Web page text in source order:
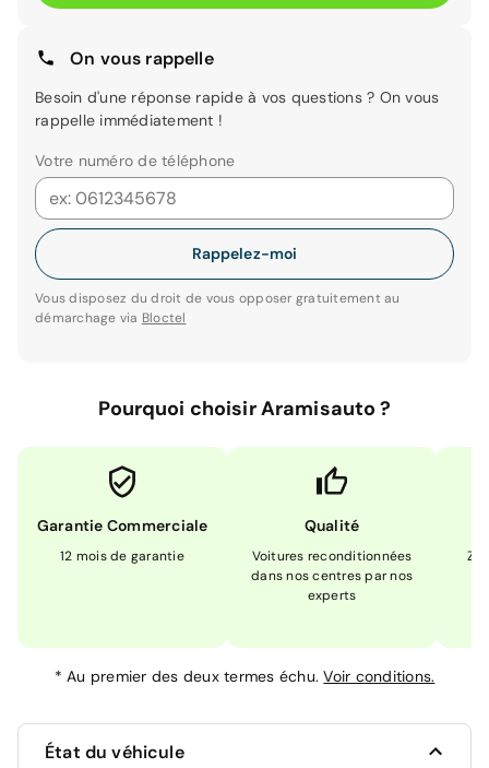
On vous rappelle
Besoin d'une réponse rapide à vos questions ? On vous
rappelle immédiatement !
Votre numéro de téléphone
Rappelez-moi
Vous disposez du droit de vous opposer gratuitement au
démarchage via Bloctel
Pourquoi choisir Aramisauto ?
Garantie Commerciale
12 mois de garantie
Qualité
Voitures reconditionnées
dans nos centres par nos
experts
*Au premier des deux termes échu.Voir conditions.
État du véhicule